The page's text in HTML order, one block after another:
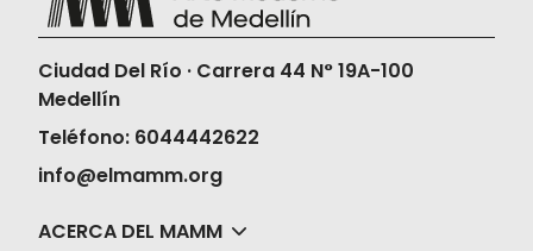
Ciudad Del Río · Carrera 44 N° 19A-100
Medellín
Teléfono: 6044442622
info@elmamm.org
ACERCA DEL MAMM